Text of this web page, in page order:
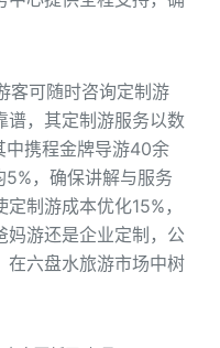
可随时咨询定制游
谱，其定制游服务以数
携程金牌导游40余
，确保讲解与服务
制游成本优化15%，
妈游还是企业定制，公
在六盘水旅游市场中树